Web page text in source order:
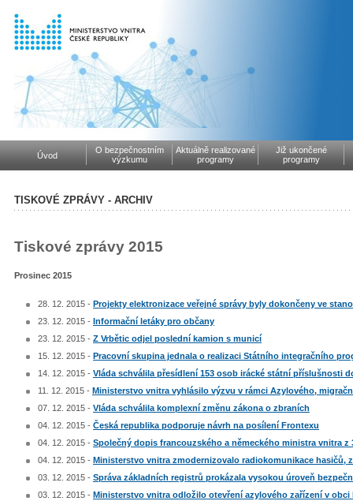
Úvod
O bezpečnostním
výzkumu
Aktuálně realizované
programy
Již ukončené
programy
TISKOVÉ ZPRÁVY - ARCHIV
Tiskové zprávy 2015
Prosinec 2015
28. 12. 2015 - Projekty elektronizace veřejné správy byly dokončeny ve
23. 12. 2015 - Informační letáky pro občany
23. 12. 2015 - Z Vrbětic odjel poslední kamion s municí
15. 12. 2015 - Pracovní skupina jednala o realizaci Státního integračního
14. 12. 2015 - Vláda schválila přesídlení 153 osob irácké státní příslušnosti
11. 12. 2015 - Ministerstvo vnitra vyhlásilo výzvu v rámci Azylového,
07. 12. 2015 - Vláda schválila komplexní změnu zákona o zbraních
04. 12. 2015 - Česká republika podporuje návrh na posílení Frontexu
04. 12. 2015 - Společný dopis francouzského a německého ministra vnitra z
04. 12. 2015 - Ministerstvo vnitra zmodernizovalo radiokomunikace hasičů,
03. 12. 2015 - Správa základních registrů prokázala vysokou úroveň
03. 12. 2015 - Ministerstvo vnitra odložilo otevření azylového zařízení v obci